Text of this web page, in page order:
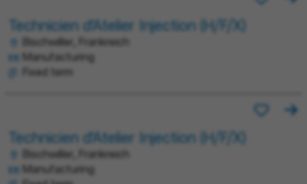
Technicien d'Atelier Injection (H/F/X)
Bischwiller, Frankreich
Manufacturing
Fixed term
Technicien d'Atelier Injection (H/F/X)
Bischwiller, Frankreich
Manufacturing